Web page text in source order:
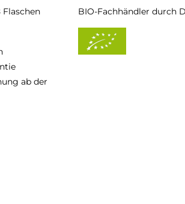
Flaschen
ab der
BIO-Fachhändler durch